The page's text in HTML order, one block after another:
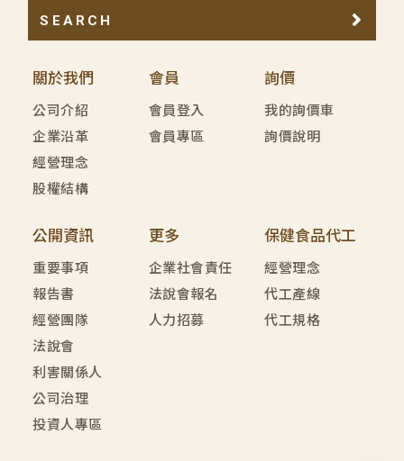
關於我們
公司介紹
企業沿革
經營理念
股權結構
會員
會員登入
會員專區
詢價
我的詢價車
詢價說明
公開資訊
重要事項
報告書
經營團隊
法說會
利害關係人
公司治理
投資人專區
更多
企業社會責任
法說會報名
人力招募
保健食品代工
經營理念
代工產線
代工規格
SEARCH